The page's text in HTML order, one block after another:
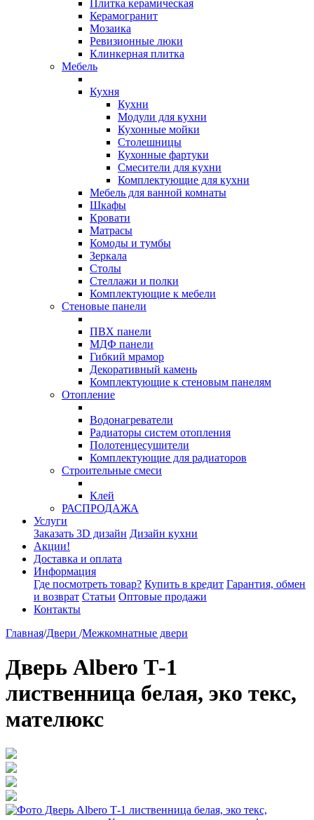
Плитка керамическая
Керамогранит
Мозаика
Ревизионные люки
Клинкерная плитка
Мебель
Кухня
Кухни
Модули для кухни
Кухонные мойки
Столешницы
Кухонные фартуки
Смесители для кухни
Комплектующие для кухни
Мебель для ванной комнаты
Шкафы
Кровати
Матрасы
Комоды и тумбы
Зеркала
Столы
Стеллажи и полки
Комплектующие к мебели
Стеновые панели
ПВХ панели
МДФ панели
Гибкий мрамор
Декоративный камень
Комплектующие к стеновым панелям
Отопление
Водонагреватели
Радиаторы систем отопления
Полотенцесушители
Комплектующие для радиаторов
Строительные смеси
Клей
РАСПРОДАЖА
Услуги
Заказать 3D дизайн Дизайн кухни
Акции!
Доставка и оплата
Информация
Где посмотреть товар? Купить в кредит Гарантия, обмен
и возврат Статьи Оптовые продажи
Контакты
Главная/Двери /Межкомнатные двери
Дверь Albero Т-1
лиственница белая, эко текс,
мателюкс